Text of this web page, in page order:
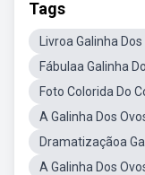
Tags
Livroa Galinha
Fábulaa Galinha
Foto Colorida Do
A Galinha Dos
Dramatizaçãoa
A Galinha Dos